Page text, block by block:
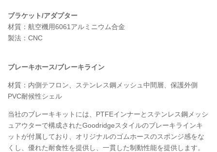
ブラケット/アダプター
材質：航空機用6061アルミニウム合金
製法：CNC
ブレーキホース/ブレーキライン
材質：内側テフロン、ステンレス鋼メッシュ中間層、保護外側
PVC耐候性シェル
当社のブレーキキットには、PTFEインナーとステンレス鋼メッシ
ュアウターで構成されたGoodridgeスタイルのブレーキラインキ
ットが付属しており、オリジナルのゴムホースのスポンジ感をな
くし、優れた耐食性を提供し、一貫した制動性能を提供します。